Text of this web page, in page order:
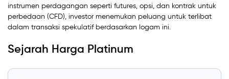
instrumen perdagangan seperti futures, opsi, dan kontrak untuk
perbedaan (CFD), investor menemukan peluang untuk terlibat
dalam transaksi spekulatif berdasarkan logam ini.
Sejarah Harga Platinum